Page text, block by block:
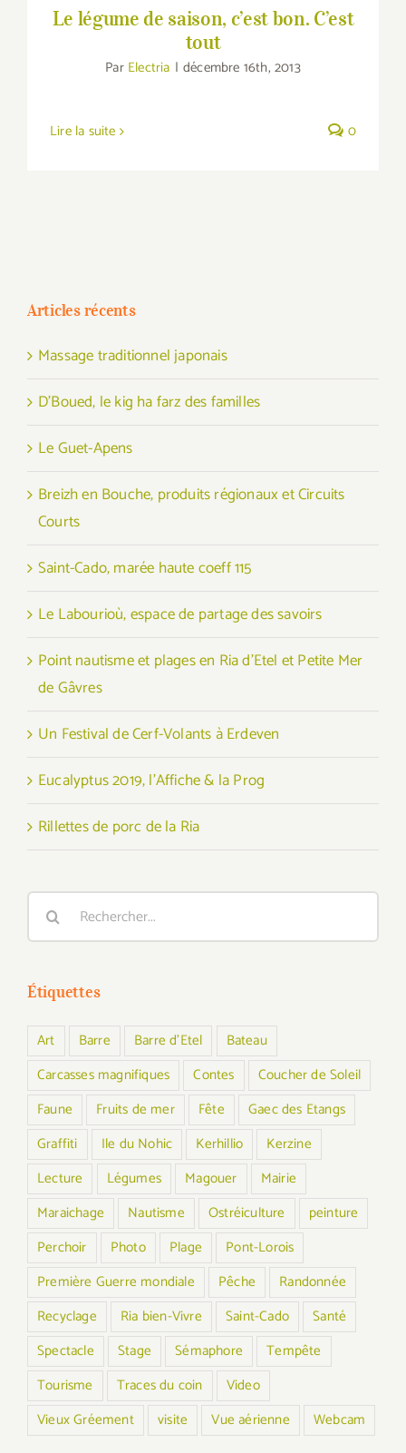
Le légume de saison, c’est bon. C’est
tout
Par Electria | décembre 16th, 2013
Lire la suite 0
Articles récents
Massage traditionnel japonais
D’Boued, le kig ha farz des familles
Le Guet-Apens
Breizh en Bouche, produits régionaux et Circuits
Courts
Saint-Cado, marée haute coeff 115
Le Labourioù, espace de partage des savoirs
Point nautisme et plages en Ria d’Etel et Petite Mer
de Gâvres
Un Festival de Cerf-Volants à Erdeven
Eucalyptus 2019, l’Affiche & la Prog
Rillettes de porc de la Ria
Rechercher:
Étiquettes
Art Barre Barre d'Etel
Bateau
Carcasses magnifiques
Contes
Coucher de Soleil
Faune
Fruits de mer Fête
Gaec des Etangs
Graffiti
Ile du Nohic Kerhillio
Kerzine
Lecture
Légumes Magouer
Mairie
Maraichage
Nautisme Ostréiculture
peinture
Perchoir
Photo Plage
Pont-Lorois
Première Guerre mondiale
Pêche
Randonnée
Recyclage
Ria bien-Vivre Saint-Cado
Santé
Spectacle
Stage Sémaphore
Tempête
Tourisme
Traces du coin
Video
Vieux Gréement
visite Vue aérienne Webcam